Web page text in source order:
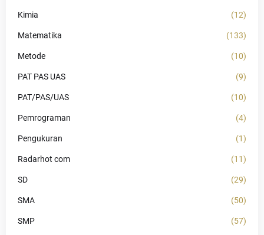
Kimia (12)
Matematika (133)
Metode (10)
PAT PAS UAS (9)
PAT/PAS/UAS (10)
Pemrograman (4)
Pengukuran (1)
Radarhot com (11)
SD (29)
SMA (50)
SMP (57)